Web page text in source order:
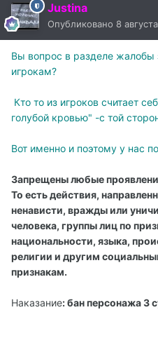
Justina
Опубликовано 8
Вы вопрос в разделе жалобы
игрокам?
Кто то из игроков считает
голубой кровью" -с той
Вот именно и поэтому у нас
Запрещены любые
То есть действия,
ненависти, вражды или
человека, группы лиц по
национальности, языка,
религии и другим
признакам.
Наказание: бан персонажа 3